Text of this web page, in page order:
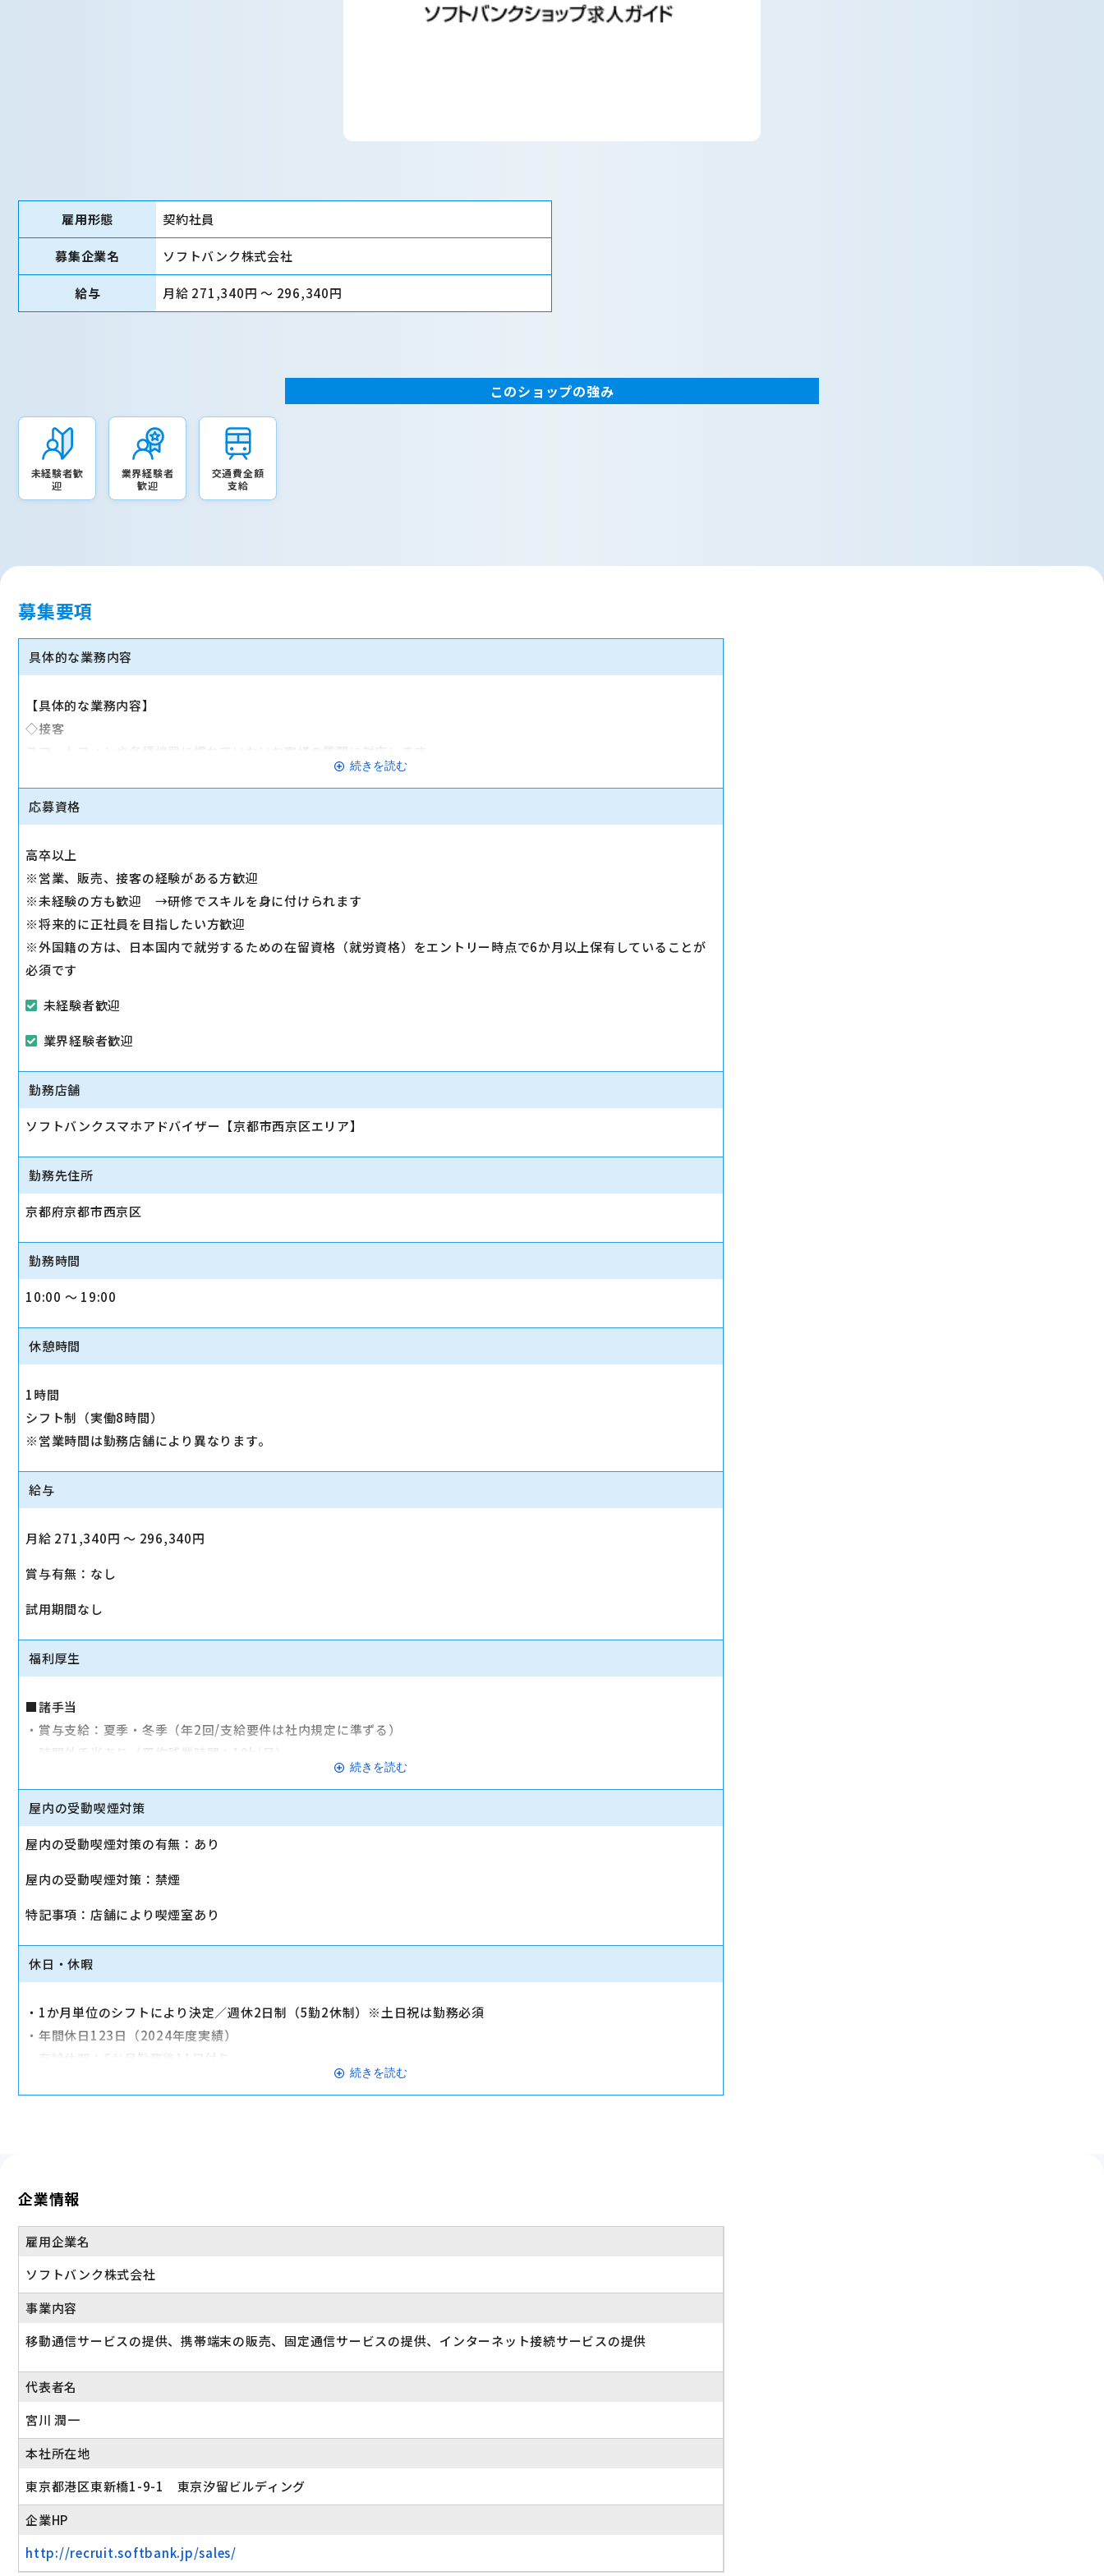
雇用形態 契約社員
募集企業名 ソフトバンク株式会社
給与 月給 271,340円 〜 296,340円
このショップの強み
未経験者歓
迎
業界経験者
歓迎
交通費全額
支給
募集要項
具体的な業務内容
【具体的な業務内容】
◇接客
スマートフォンや各種機器に慣れていないお客様の質問に対応します。
1日2～3回、スマホ教室を開催します。
◇注力サービスのご提案
スマホ教室を通して「PayPay」「Yahoo!ショッピング」「LINE」など、おススメサービスを体験いただきながら提案
します。
続きを読む
応募資格
高卒以上
※営業、販売、接客の経験がある方歓迎
※未経験の方も歓迎 →研修でスキルを身に付けられます
※将来的に正社員を目指したい方歓迎
※外国籍の方は、日本国内で就労するための在留資格（就労資格）をエントリー時点で6か月以上保有していることが
必須です
未経験者歓迎
業界経験者歓迎
勤務店舗
ソフトバンクスマホアドバイザー【京都市西京区エリア】
勤務先住所
京都府京都市西京区
勤務時間
10:00 〜 19:00
休憩時間
1時間
シフト制（実働8時間）
※営業時間は勤務店舗により異なります。
給与
月給 271,340円 〜 296,340円
賞与有無：なし
試用期間なし
福利厚生
■諸手当
・賞与支給：夏季・冬季（年2回/支給要件は社内規定に準ずる）
・時間外手当あり（平均残業時間：10h/月）
■その他
・入社時に研修有（職種・地域によって研修日程が異なる）
・福利厚生制度あり（自社インターネット優待制度等）
交通費全額支給
続きを読む
屋内の受動喫煙対策
屋内の受動喫煙対策の有無：あり
屋内の受動喫煙対策：禁煙
特記事項：店舗により喫煙室あり
休日・休暇
・1か月単位のシフトにより決定／週休2日制（5勤2休制）※土日祝は勤務必須
・年間休日123日（2024年度実績）
・有給休暇：6か月勤務後11日付与
・特別有給休暇：結婚休暇・配偶者出産休暇・交通遮断休暇・忌引休暇
続きを読む
企業情報
雇用企業名
ソフトバンク株式会社
事業内容
移動通信サービスの提供、携帯端末の販売、固定通信サービスの提供、インターネット接続サービスの提供
代表者名
宮川 潤一
本社所在地
東京都港区東新橋1-9-1 東京汐留ビルディング
企業HP
http://recruit.softbank.jp/sales/